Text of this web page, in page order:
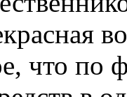
что по